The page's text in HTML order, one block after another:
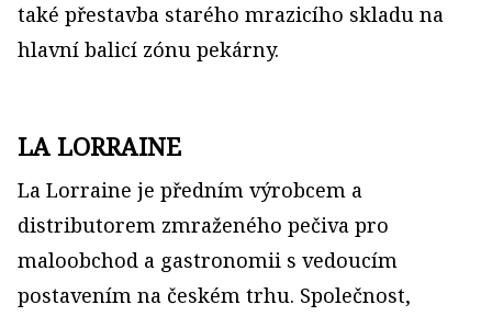
také přestavba starého mrazicího skladu na
hlavní balicí zónu pekárny.
LA LORRAINE
La Lorraine je předním výrobcem a
distributorem zmraženého pečiva pro
maloobchod a gastronomii s vedoucím
postavením na českém trhu. Společnost,